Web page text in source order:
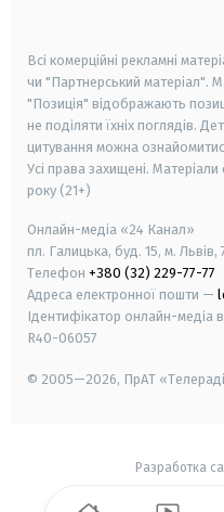
Всі комерційні рекламні
чи "Партнерський матеріал".
"Позиція" відображають
не поділяти їхніх поглядів.
цитування можна
Усі права захищені. Матеріали
року (21+)
Онлайн-медіа «24 Канал»
пл. Галицька, буд. 15, м. Львів,
Телефон +380 (32) 229-77-77
Адреса електронної пошти —
Ідентифікатор онлайн-медіа
R40-06057
© 2005—2026, ПрАТ
Разработка